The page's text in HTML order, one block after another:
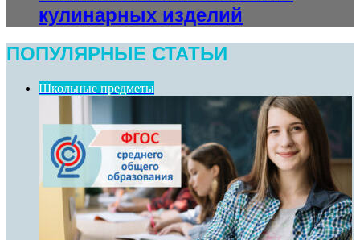
кулинарных изделий
ПОПУЛЯРНЫЕ СТАТЬИ
Школьные предметы